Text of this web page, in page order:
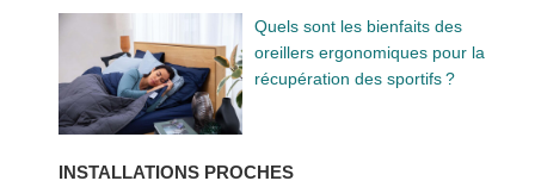
Quels sont les bienfaits des
oreillers ergonomiques pour la
récupération des sportifs ?
INSTALLATIONS PROCHES